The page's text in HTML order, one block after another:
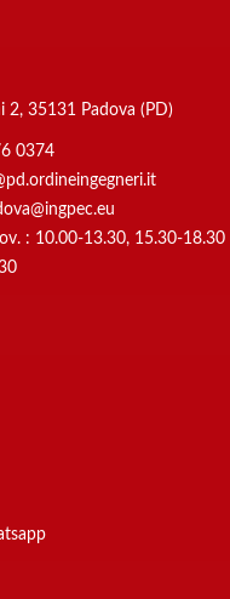
2, 35131 Padova (PD)
0374
: 10.00-13.30, 15.30-18.30